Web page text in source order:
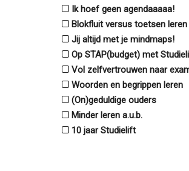
Ik hoef geen agendaaaaa!
Blokfluit versus toetsen leren
Jij altijd met je mindmaps!
Op STAP(budget) met
Vol zelfvertrouwen naar
Woorden en begrippen leren
(On)geduldige ouders
Minder leren a.u.b.
10 jaar Studielift